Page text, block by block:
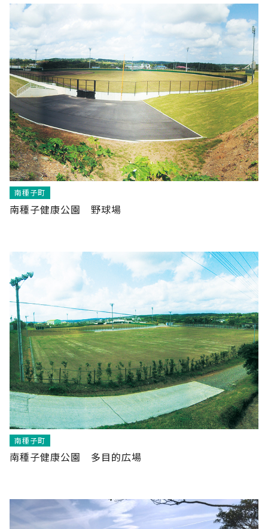
南種子町
南種子健康公園 野球場
南種子町
南種子健康公園 多目的広場